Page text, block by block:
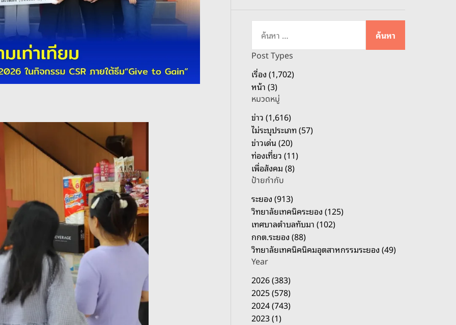
ห
สำ
ห
รั
บ
:
Post Types
เรื่อง (1,702)
หน้า (3)
หมวดหมู่
ข่าว (1,616)
ไม่ระบุประเภท (57)
ข่าวเด่น (20)
ท่องเที่ยว (11)
เพื่อสังคม (8)
ป้ายกำกับ
ระยอง (913)
วิทยาลัยเทคนิคระยอง (125)
เทศบาลตำบลทับมา (102)
กกต.ระยอง (88)
วิทยาลัยเทคนิคนิคมอุตสาหกรรมระยอง (49)
Year
2026 (383)
2025 (578)
2024 (743)
2023 (1)